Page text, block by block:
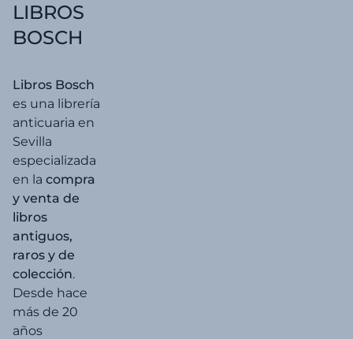
LIBROS
BOSCH
Libros Bosch
es una librería
anticuaria en
Sevilla
especializada
en la compra
y venta de
libros
antiguos,
raros y de
colección.
Desde hace
más de 20
años